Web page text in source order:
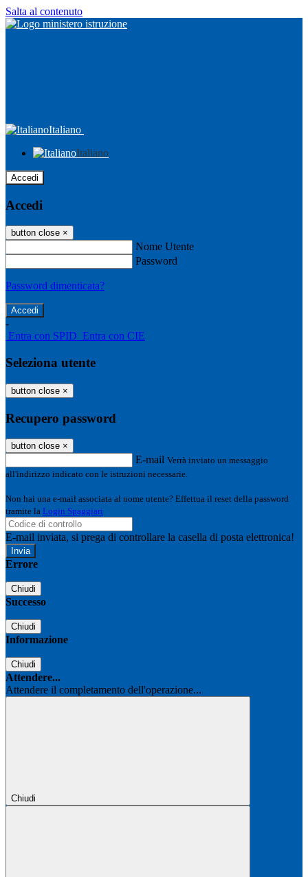
Salta al contenuto
Italiano
Italiano
Accedi
Accedi
button close ×
Nome Utente
Password
Password dimenticata?
-
Entra con SPID Entra con CIE
Seleziona utente
button close ×
Recupero password
button close ×
E-mail Verrà inviato un messaggio
all'indirizzo indicato con le istruzioni necessarie.
Non hai una e-mail associata al nome utente? Effettua il reset della password
tramite la Login Spaggiari
E-mail inviata, si prega di controllare la casella di posta elettronica!
Errore
Chiudi
Successo
Chiudi
Informazione
Chiudi
Attendere...
Attendere il completamento dell'operazione...
Chiudi